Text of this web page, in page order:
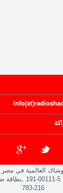
العالمية في
216-783